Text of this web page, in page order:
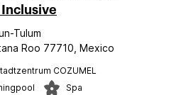
Inclusive
Tulum
Roo 77710, Mexico
COZUMEL
Spa